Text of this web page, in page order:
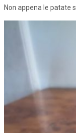
Non appena le patate